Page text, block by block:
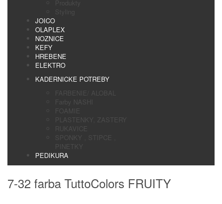
Produkty
Styling
JOICO
OLAPLEX
NOZNICE
KEFY
HREBENE
ELEKTRO
KADERNICKE POTREBY
FARBENIE/ ALOBAL
Farby NASHI
FOAMIE
PLASTENKY, ZASTERY
RUKAVICE
SPONKY , STIPCE ,
PINETKY
PEDIKURA
7-32 farba TuttoColors FRUITY